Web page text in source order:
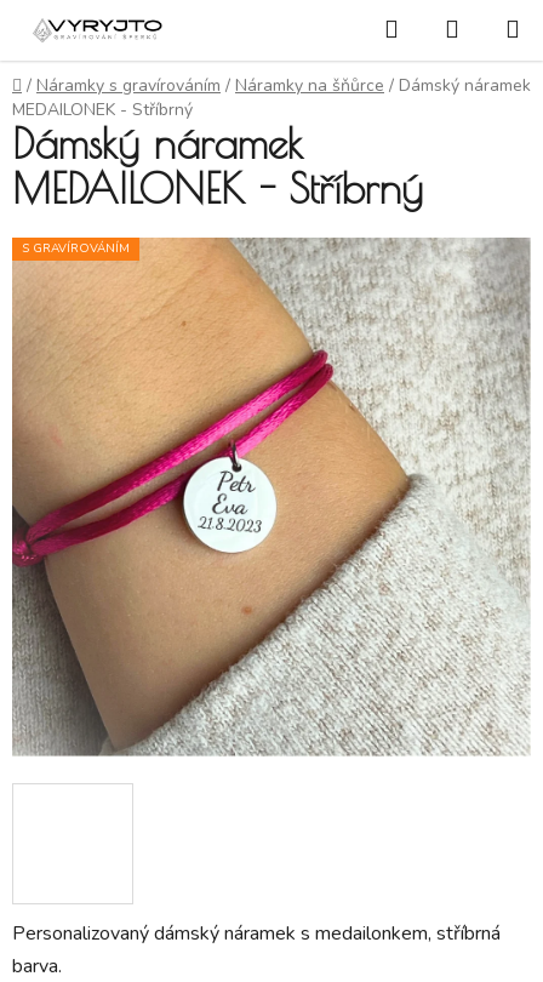
Přejít na obsah Hledat
Domů
/ Náramky s gravírováním / Náramky na šňůrce / Dámský náramek
MEDAILONEK - Stříbrný
Personalizovaný dámský náramek s medailonkem, stříbrná
barva.
Dámský náramek
MEDAILONEK - Stříbrný
S GRAVÍROVÁNÍM